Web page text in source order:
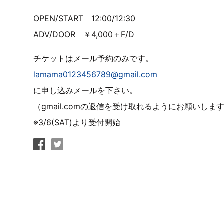
OPEN/START 12:00/12:30
ADV/DOOR ￥4,000＋F/D
チケットはメール予約のみです。
lamama0123456789@gmail.com
に申し込みメールを下さい。
（gmail.comの返信を受け取れるようにお願いしま
※3/6(SAT)より受付開始